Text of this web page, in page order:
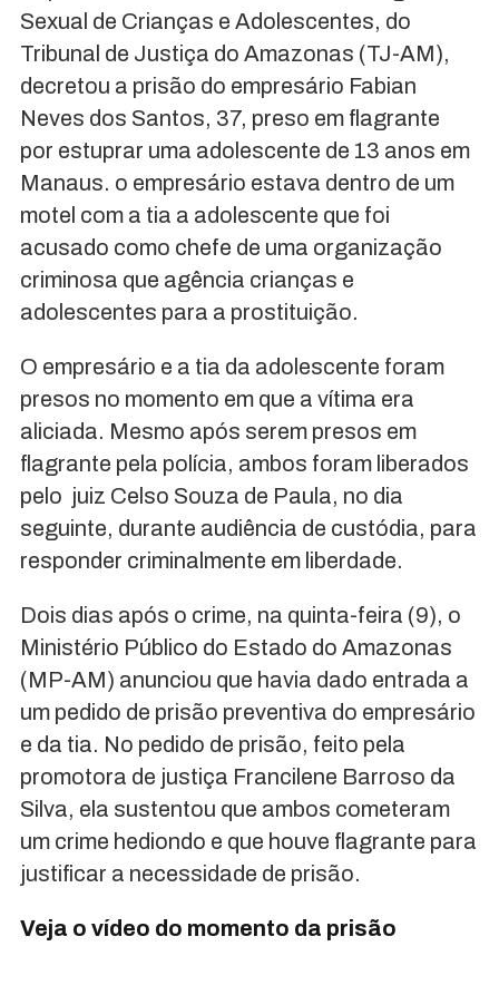
Sexual de Crianças e Adolescentes, do
Tribunal de Justiça do Amazonas (TJ-AM),
decretou a prisão do empresário Fabian
Neves dos Santos, 37, preso em flagrante
por estuprar uma adolescente de 13 anos em
Manaus. o empresário estava dentro de um
motel com a tia a adolescente que foi
acusado como chefe de uma organização
criminosa que agência crianças e
adolescentes para a prostituição.
O empresário e a tia da adolescente foram
presos no momento em que a vítima era
aliciada. Mesmo após serem presos em
flagrante pela polícia, ambos foram liberados
pelo juiz Celso Souza de Paula, no dia
seguinte, durante audiência de custódia, para
responder criminalmente em liberdade.
Dois dias após o crime, na quinta-feira (9), o
Ministério Público do Estado do Amazonas
(MP-AM) anunciou que havia dado entrada a
um pedido de prisão preventiva do empresário
e da tia. No pedido de prisão, feito pela
promotora de justiça Francilene Barroso da
Silva, ela sustentou que ambos cometeram
um crime hediondo e que houve flagrante para
justificar a necessidade de prisão.
Veja o vídeo do momento da prisão